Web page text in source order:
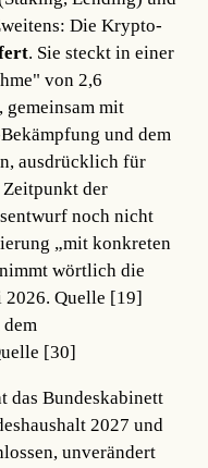
Die Krypto-
. Sie steckt in einer
von 2,6
mit
und dem
ausdrücklich für
Zeitpunkt der
noch nicht
„mit konkreten
wörtlich die
2026.Quelle [19]
[30]
das Bundeskabinett
2027 und
unverändert